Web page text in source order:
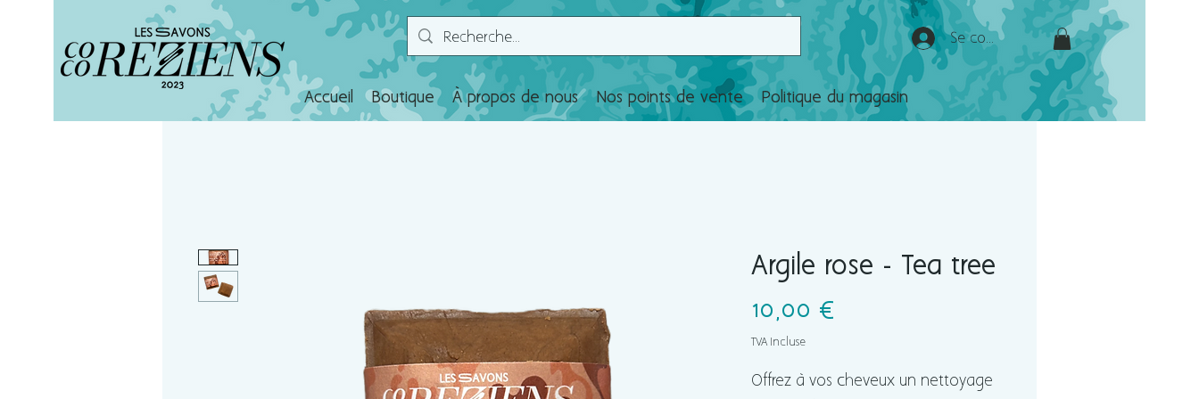
Accueil Boutique À propos de nous Nos points de vente Politique du magasin
Se connecter
Argile rose - Tea tree
10,00 €
TVA Incluse
Offrez à vos cheveux un nettoyage